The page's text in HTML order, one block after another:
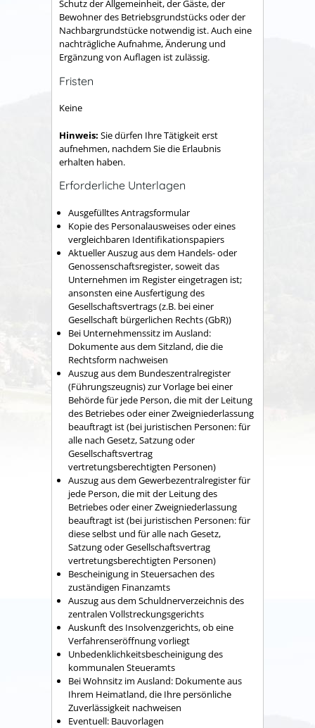
Schutz der Allgemeinheit, der Gäste, der
Bewohner des Betriebsgrundstücks oder der
Nachbargrundstücke notwendig ist. Auch eine
nachträgliche Aufnahme, Änderung und
Ergänzung von Auflagen ist zulässig.
Fristen
Keine
Hinweis: Sie dürfen Ihre Tätigkeit erst
aufnehmen, nachdem Sie die Erlaubnis
erhalten haben.
Erforderliche Unterlagen
Ausgefülltes Antragsformular
Kopie des Personalausweises oder eines
vergleichbaren Identifikationspapiers
Aktueller Auszug aus dem Handels- oder
Genossenschaftsregister, soweit das
Unternehmen im Register eingetragen ist;
ansonsten eine Ausfertigung des
Gesellschaftsvertrags (z.B. bei einer
Gesellschaft bürgerlichen Rechts (GbR))
Bei Unternehmenssitz im Ausland:
Dokumente aus dem Sitzland, die die
Rechtsform nachweisen
Auszug aus dem Bundeszentralregister
(Führungszeugnis) zur Vorlage bei einer
Behörde für jede Person, die mit der Leitung
des Betriebes oder einer Zweigniederlassung
beauftragt ist (bei juristischen Personen: für
alle nach Gesetz, Satzung oder
Gesellschaftsvertrag
vertretungsberechtigten Personen)
Auszug aus dem Gewerbezentralregister für
jede Person, die mit der Leitung des
Betriebes oder einer Zweigniederlassung
beauftragt ist (bei juristischen Personen: für
diese selbst und für alle nach Gesetz,
Satzung oder Gesellschaftsvertrag
vertretungsberechtigten Personen)
Bescheinigung in Steuersachen des
zuständigen Finanzamts
Auszug aus dem Schuldnerverzeichnis des
zentralen Vollstreckungsgerichts
Auskunft des Insolvenzgerichts, ob eine
Verfahrenseröffnung vorliegt
Unbedenklichkeitsbescheinigung des
kommunalen Steueramts
Bei Wohnsitz im Ausland: Dokumente aus
Ihrem Heimatland, die Ihre persönliche
Zuverlässigkeit nachweisen
Eventuell: Bauvorlagen